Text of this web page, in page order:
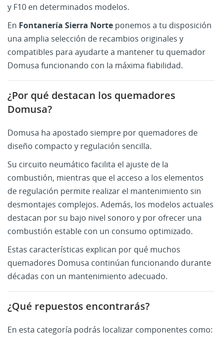
y F10 en determinados modelos.
En Fontanería Sierra Norte ponemos a tu disposición
una amplia selección de recambios originales y
compatibles para ayudarte a mantener tu quemador
Domusa funcionando con la máxima fiabilidad.
¿Por qué destacan los quemadores
Domusa?
Domusa ha apostado siempre por quemadores de
diseño compacto y regulación sencilla.
Su circuito neumático facilita el ajuste de la
combustión, mientras que el acceso a los elementos
de regulación permite realizar el mantenimiento sin
desmontajes complejos. Además, los modelos actuales
destacan por su bajo nivel sonoro y por ofrecer una
combustión estable con un consumo optimizado.
Estas características explican por qué muchos
quemadores Domusa continúan funcionando durante
décadas con un mantenimiento adecuado.
¿Qué repuestos encontrarás?
En esta categoría podrás localizar componentes como:
add_circle_outlineCrear nueva lista
((MODALTITLE))
((cancelText)) ((modalDeleteText))
CREAR LISTA DE DESEOS
Crear lista de deseos
INICIAR SESIÓN
de deseos.
Cancelar Iniciar sesión